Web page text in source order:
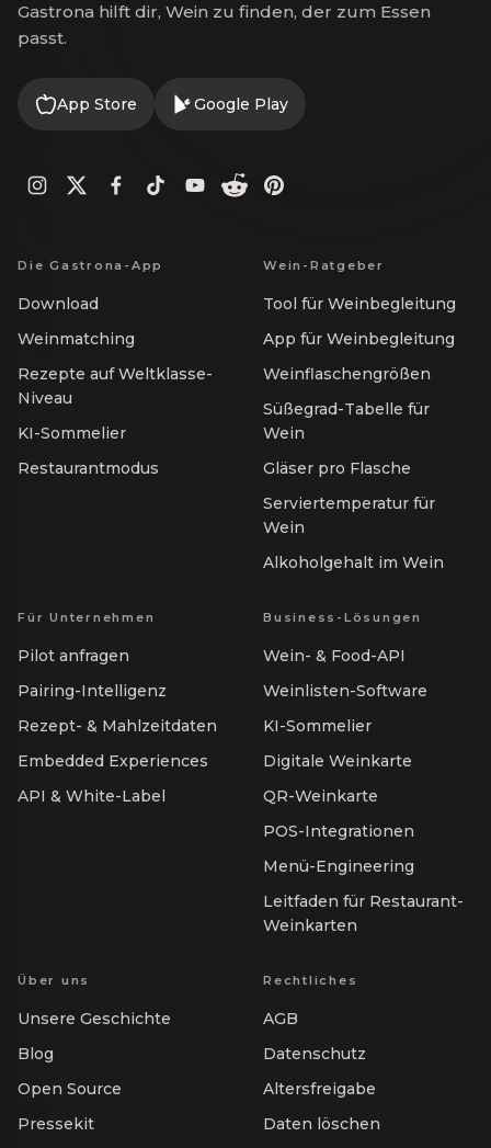
Gastrona hilft dir, Wein zu finden, der zum Essen
passt.
App Store Google Play
Die Gastrona-App
Download
Weinmatching
Rezepte auf Weltklasse-
Niveau
KI-Sommelier
Restaurantmodus
Wein-Ratgeber
Tool für Weinbegleitung
App für Weinbegleitung
Weinflaschengrößen
Süßegrad-Tabelle für
Wein
Gläser pro Flasche
Serviertemperatur für
Wein
Alkoholgehalt im Wein
Für Unternehmen
Pilot anfragen
Pairing-Intelligenz
Rezept- & Mahlzeitdaten
Embedded Experiences
API & White-Label
Business-Lösungen
Wein- & Food-API
Weinlisten-Software
KI-Sommelier
Digitale Weinkarte
QR-Weinkarte
POS-Integrationen
Menü-Engineering
Leitfaden für Restaurant-
Weinkarten
Über uns
Unsere Geschichte
Blog
Open Source
Pressekit
Rechtliches
AGB
Datenschutz
Altersfreigabe
Daten löschen